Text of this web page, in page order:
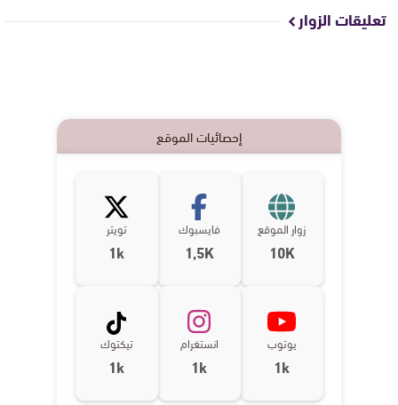
تعليقات الزوار
إحصائيات الموقع
زوار الموقع
10K
فايسبوك
1,5K
تويتر
1k
يوتوب
1k
انستغرام
1k
تيكتوك
1k